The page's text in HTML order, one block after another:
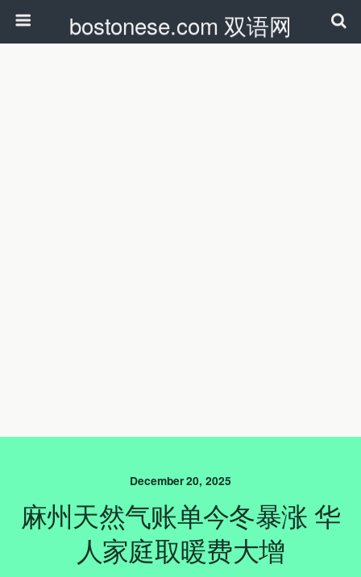
bostonese.com 双语网
December 20, 2025
麻州天然气账单今冬暴涨 华
人家庭取暖费大增